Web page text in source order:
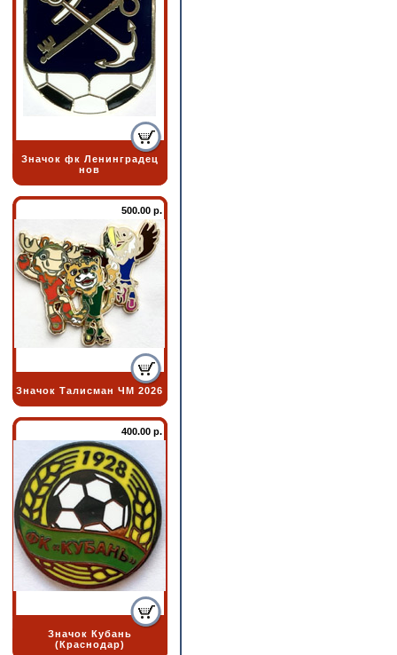
Значок фк Ленинградец
нов
500.00 р.
Значок Талисман ЧМ 2026
400.00 р.
Значок Кубань
(Краснодар)